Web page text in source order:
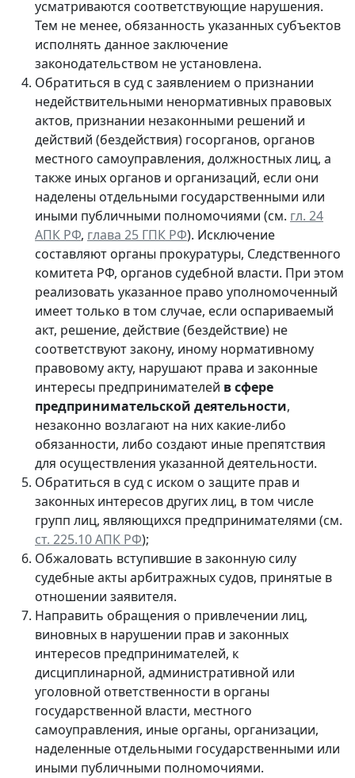
усматриваются соответствующие нарушения.
Тем не менее, обязанность указанных субъектов
исполнять данное заключение
законодательством не установлена.
Обратиться в суд с заявлением о признании
недействительными ненормативных правовых
актов, признании незаконными решений и
действий (бездействия) госорганов, органов
местного самоуправления, должностных лиц, а
также иных органов и организаций, если они
наделены отдельными государственными или
иными публичными полномочиями (см. гл. 24
АПК РФ, глава 25 ГПК РФ). Исключение
составляют органы прокуратуры, Следственного
комитета РФ, органов судебной власти. При этом
реализовать указанное право уполномоченный
имеет только в том случае, если оспариваемый
акт, решение, действие (бездействие) не
соответствуют закону, иному нормативному
правовому акту, нарушают права и законные
интересы предпринимателей в сфере
предпринимательской деятельности,
незаконно возлагают на них какие-либо
обязанности, либо создают иные препятствия
для осуществления указанной деятельности.
Обратиться в суд с иском о защите прав и
законных интересов других лиц, в том числе
групп лиц, являющихся предпринимателями (см.
ст. 225.10 АПК РФ);
Обжаловать вступившие в законную силу
судебные акты арбитражных судов, принятые в
отношении заявителя.
Направить обращения о привлечении лиц,
виновных в нарушении прав и законных
интересов предпринимателей, к
дисциплинарной, административной или
уголовной ответственности в органы
государственной власти, местного
самоуправления, иные органы, организации,
наделенные отдельными государственными или
иными публичными полномочиями.